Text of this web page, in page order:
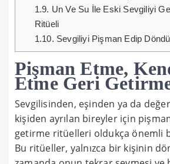
1.9. Un Ve Su İle Eski Sevgiliyi
Ritüeli
1.10. Sevgiliyi Pişman Edip
Pişman Etme,
Etme Geri
Sevgilisinden, eşinden ya da
kişiden ayrılan bireyler için
getirme ritüelleri oldukça önemli
Bu ritüeller, yalnızca bir kişinin